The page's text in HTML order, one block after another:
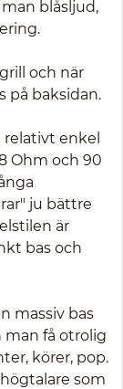
blåsljud,
och när
på baksidan.
enkel
Ohm och 90
ju bättre
är
bas och
massiv bas
man få otrolig
körer, pop.
som